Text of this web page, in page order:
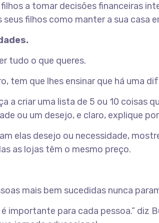
a tomar decisões financeiras
filhos como manter a sua casa
tudo o que queres.
tem que lhes ensinar que há uma
a criar uma lista de 5 ou 10 coisas
ou um desejo, e claro, explique
elas desejo ou necessidade,
as lojas têm o mesmo preço.
mais bem sucedidas nunca
importante para cada pessoa.” diz